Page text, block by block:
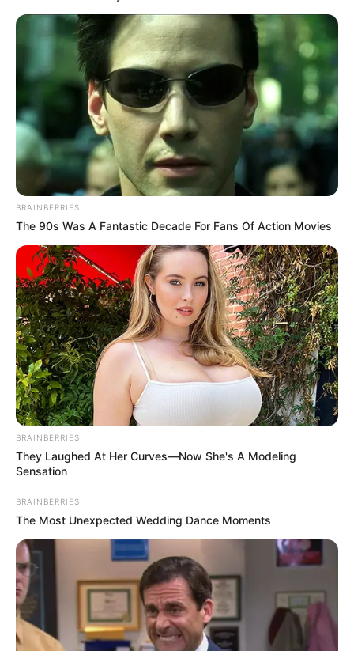
ΣΠΑΜΕ ΤΟ ΜΑΤΡΙΞ – ΤΟ ΒΙΒΛΙΟ
BRAINBERRIES
The 90s Was A Fantastic Decade For Fans Of Action Movies
BRAINBERRIES
They Laughed At Her Curves—Now She's A Modeling
Sensation
BRAINBERRIES
The Most Unexpected Wedding Dance Moments